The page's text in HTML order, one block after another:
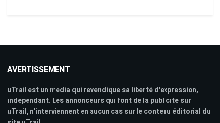
AVERTISSEMENT
uTrail est un media qui revendique sa liberté d'expression,
indépendant. Les annonceurs qui font de la publicité sur
uTrail, n'interviennent en aucun cas sur le contenu éditorial du